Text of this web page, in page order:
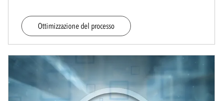
Ottimizzazione del processo